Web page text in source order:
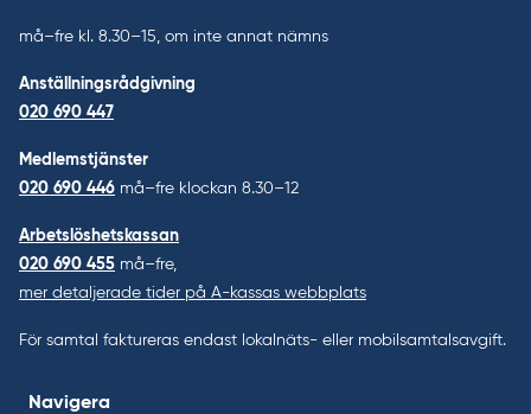
må–fre kl. 8.30–15, om inte annat nämns
Anställningsrådgivning
020 690 447
Medlemstjänster
020 690 446 må–fre klockan 8.30–12
Arbetslöshetskassan
020 690 455 må–fre,
mer detaljerade tider på A-kassas webbplats
För samtal faktureras endast lokalnäts- eller mobilsamtalsavgift.
Navigera